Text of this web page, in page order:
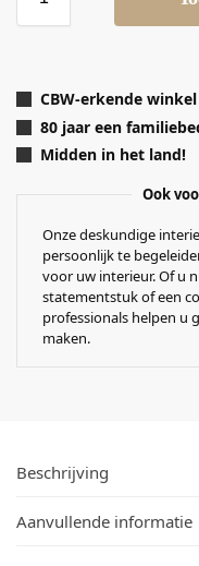
CBW-erkende winkel
80 jaar een
Midden in het land!
Ook
Onze deskundige
persoonlijk te
voor uw interieur. Of u
statementstuk of een
professionals helpen u
maken.
Beschrijving
Aanvullende informatie